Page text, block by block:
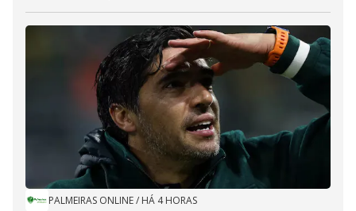
PALMEIRAS ONLINE/ HÁ 4 HORAS